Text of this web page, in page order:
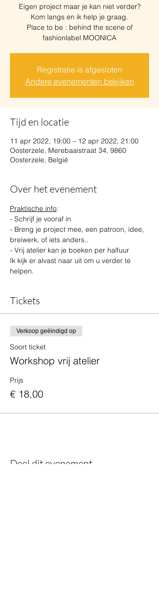
Eigen project maar je kan niet verder?
Kom langs en ik help je graag.
Place to be : behind the scene of
fashionlabel MOONICA
Registratie is afgesloten
Andere evenementen bekijken
Tijd en locatie
11 apr 2022, 19:00 – 12 apr 2022, 21:00
Oosterzele, Merebaaistraat 34, 9860
Oosterzele, België
Over het evenement
Praktische info:
- Schrijf je vooraf in
- Breng je project mee, een patroon, idee,
breiwerk, of iets anders..
- Vrij atelier kan je boeken per halfuur
Ik kijk er alvast naar uit om u verder te
helpen.
Tickets
Verkoop geëindigd op
Soort ticket
Workshop vrij atelier
Prijs
€ 18,00
Deel dit evenement